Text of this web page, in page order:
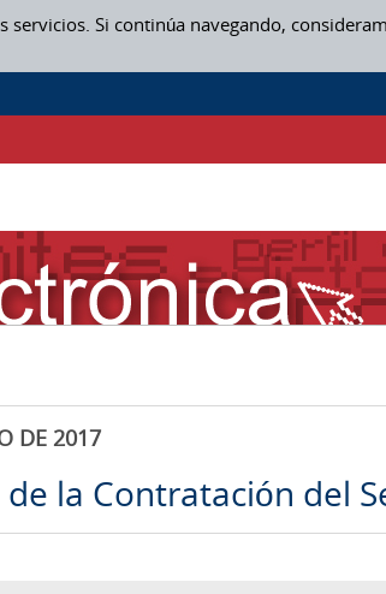
Si continúa navegando,
DE 2017
la Contratación del